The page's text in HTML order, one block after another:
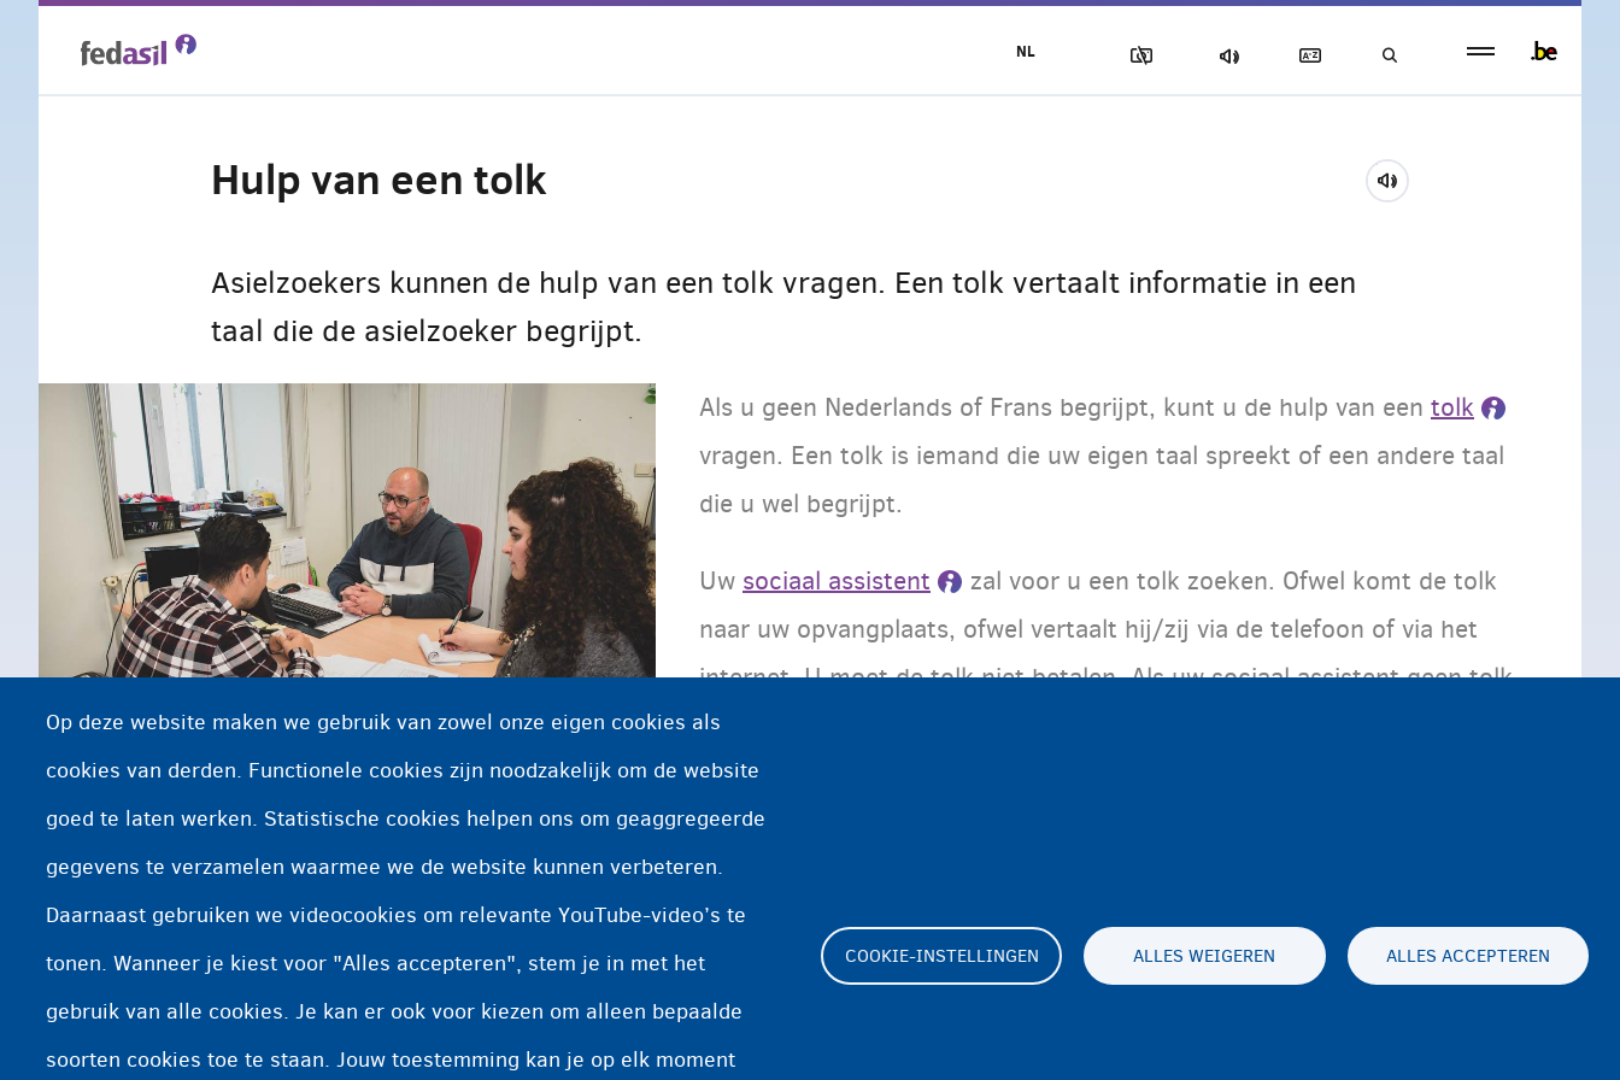
Hulp van een tolk
Asielzoekers kunnen de hulp van een tolk vragen. Een tolk vertaalt informatie in een
taal die de asielzoeker begrijpt.
De tolk vertaalt
Als u geen Nederlands of Frans begrijpt, kunt u de hulp van een tolk
vragen. Een tolk is iemand die uw eigen taal spreekt of een andere taal
die u wel begrijpt.
Uw sociaal assistent
zal voor u een tolk zoeken. Ofwel komt de tolk
naar uw opvangplaats, ofwel vertaalt hij/zij via de telefoon of via het
internet. U moet de tolk niet betalen. Als uw sociaal assistent geen tolk
voor u kan vinden, dan kan hij/zij hulp vragen van een andere asielzoeker
of van een medewerker.
Op deze website maken we gebruik van zowel onze eigen cookies als
cookies van derden. Functionele cookies zijn noodzakelijk om de website
goed te laten werken. Statistische cookies helpen ons om geaggregeerde
gegevens te verzamelen waarmee we de website kunnen verbeteren.
Daarnaast gebruiken we videocookies om relevante YouTube-video’s te
tonen. Wanneer je kiest voor "Alles accepteren", stem je in met het
gebruik van alle cookies. Je kan er ook voor kiezen om alleen bepaalde
soorten cookies toe te staan. Jouw toestemming kan je op elk moment
COOKIE-INSTELLINGEN ALLES WEIGEREN ALLES ACCEPTEREN
Footer Cookie-instellingen
NL
footer